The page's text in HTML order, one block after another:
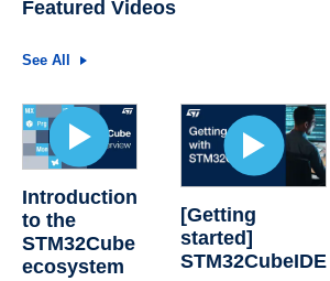
Featured Videos
See All
Introduction
to the
STM32Cube
ecosystem
[Getting
started]
STM32CubeIDE